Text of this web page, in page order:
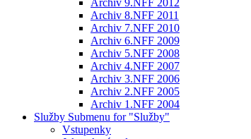
Archiv 8.NFF 2011
Archiv 7.NFF 2010
Archiv 6.NFF 2009
Archiv 5.NFF 2008
Archiv 4.NFF 2007
Archiv 3.NFF 2006
Archiv 2.NFF 2005
Archiv 1.NFF 2004
Služby Submenu for "Služby"
Vstupenky